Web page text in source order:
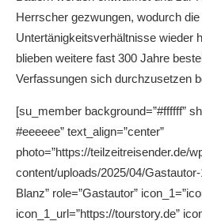
Herrscher gezwungen, wodurch die
Untertänigkeitsverhältnisse wieder
blieben weitere fast 300 Jahre
Verfassungen sich durchzusetzen
[su_member background=”#ffffff”
#eeeeee” text_align=”center”
photo=”https://teilzeitreisender.de/
content/uploads/2025/04/Gastautor-
Blanz” role=”Gastautor”
icon_1_url=”https://tourstory.de”